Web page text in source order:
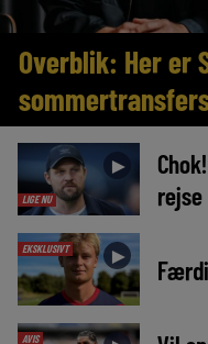
Overblik: Her er
LIGE NU
►
EKSKLUSIVT ►
AVIS